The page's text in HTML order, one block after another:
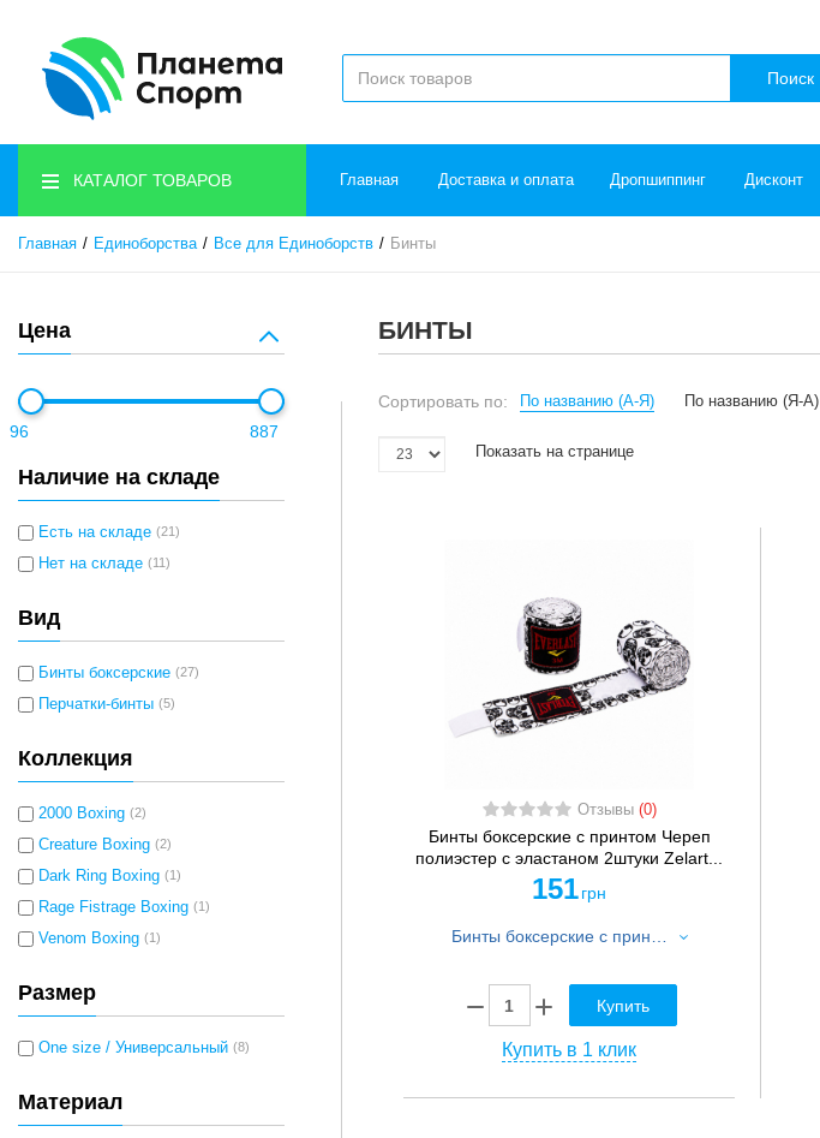
Поиск
КАТАЛОГ ТОВАРОВ Главная Доставка и оплата Дропшиппинг Дисконт
Главная Единоборства Все для Единоборств Бинты
Цена
96 887
Наличие на складе
Есть на складе (21)
Нет на складе (11)
Вид
Бинты боксерские (27)
Перчатки-бинты (5)
Коллекция
2000 Boxing (2)
Creature Boxing (2)
Dark Ring Boxing (1)
Rage Fistrage Boxing (1)
Venom Boxing (1)
Размер
One size / Универсальный (8)
Материал
БИНТЫ
Сортировать по: По названию (А-Я) По названию (Я-А)
Показать на странице
Отзывы (0)
Бинты боксерские с принтом Череп
полиэстер с эластаном 2штуки Zelart...
151 грн
Купить
Купить в 1 клик